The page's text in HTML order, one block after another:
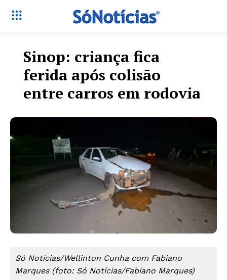
Sinop: criança fica
ferida após colisão
entre carros em rodovia
Só Notícias/Wellinton Cunha com Fabiano
Marques (foto: Só Notícias/Fabiano Marques)